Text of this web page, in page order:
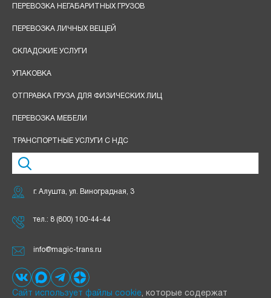
ПЕРЕВОЗКА НЕГАБАРИТНЫХ ГРУЗОВ
ПЕРЕВОЗКА ЛИЧНЫХ ВЕЩЕЙ
СКЛАДСКИЕ УСЛУГИ
УПАКОВКА
ОТПРАВКА ГРУЗА ДЛЯ ФИЗИЧЕСКИХ ЛИЦ
ПЕРЕВОЗКА МЕБЕЛИ
ТРАНСПОРТНЫЕ УСЛУГИ С НДС
г. Алушта, ул. Виноградная, 3
тел.: 8 (800) 100-44-44
info@magic-trans.ru
Сайт использует файлы cookie, которые содержат